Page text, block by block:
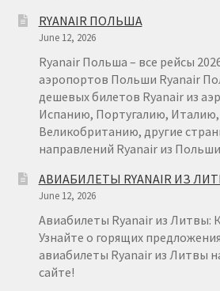
RYANAIR ПОЛЬША
June 12, 2026
Ryanair Польша – все рейсы
аэропортов Польши Ryanair
дешевых билетов Ryanair из
Испанию, Португалию,
Великобританию, другие
направлений Ryanair из
АВИАБИЛЕТЫ RYANAIR ИЗ
June 12, 2026
Авиабилеты Ryanair из Литвы:
Узнайте о горящих
авиабилеты Ryanair из Литвы
сайте!